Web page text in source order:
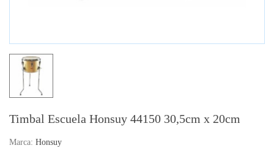
Timbal Escuela Honsuy 44150 30,5cm x 20cm
Marca: Honsuy